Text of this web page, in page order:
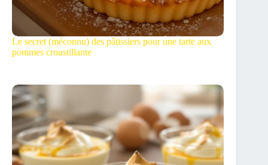
Le secret (méconnu) des pâtissiers pour une tarte aux
pommes croustillante